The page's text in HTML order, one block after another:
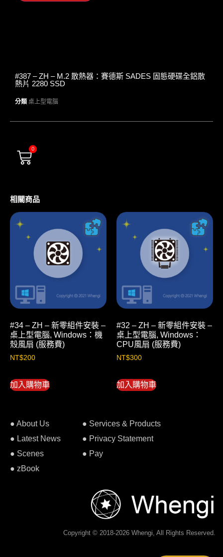
#387 – ZH – M.2 散熱器：賽德斯 SADES 固態硬碟全鋁散
熱片 2280 SSD
分類 桌上型電腦
0
相關商品
#34 – ZH – 新零組件安裝 –
桌上型電腦, Windows：機
殼風扇 (服務費)
NT$200
加入購物車
#32 – ZH – 新零組件安裝 –
桌上型電腦, Windows：
CPU風扇 (服務費)
NT$300
加入購物車
● About Us
● Latest News
● Scenes
● zBook
● Services & Products
● Privacy Statement
● Pay
Copyright © 2018-2026 Whengi, All Rights Reserved.